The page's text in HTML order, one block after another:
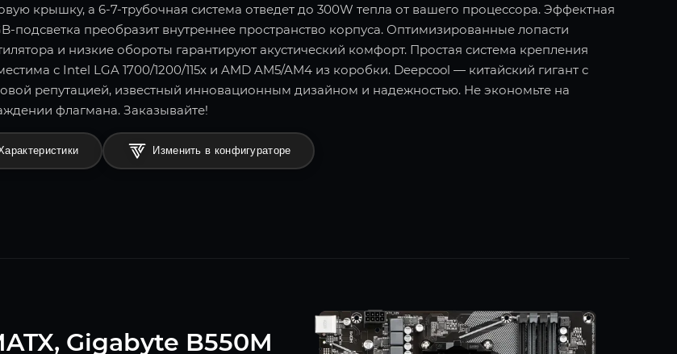
крышку, а 6-7-трубочная система отведет до 300W тепла от вашего процессора. Эффектная
подсветка преобразит внутреннее пространство корпуса. Оптимизированные лопасти
и низкие обороты гарантируют акустический комфорт. Простая система крепления
с Intel LGA 1700/1200/115x и AMD AM5/AM4 из коробки. Deepcool — китайский гигант с
репутацией, известный инновационным дизайном и надежностью. Не экономьте на
флагмана. Заказывайте!
Изменить в конфигураторе
Gigabyte B550M